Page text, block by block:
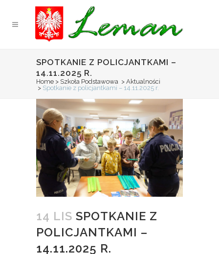
SPOTKANIE Z POLICJANTKAMI –
14.11.2025 R.
Home > Szkoła Podstawowa > Aktualności
> Spotkanie z policjantkami – 14.11.2025 r.
14 LIS SPOTKANIE Z
POLICJANTKAMI –
14.11.2025 R.